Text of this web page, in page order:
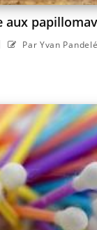
aux
Par Yvan Pandelé